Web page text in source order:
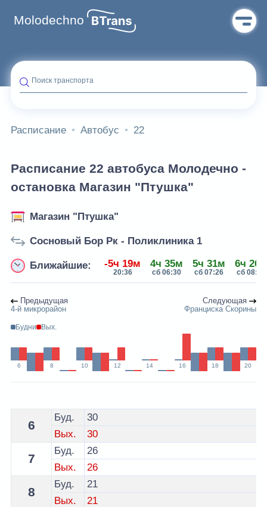
Molodechno
Поиск транспорта
Расписание Автобус 22
Расписание 22 автобуса Молодечно -
остановка Магазин "Птушка"
Магазин "Птушка"
Сосновый Бор Рк - Поликлиника 1
Ближайшие: -5ч 19м
20:36
4ч 35м
сб 06:30
5ч 31м
сб 07:26
6ч 26м
сб 08:21
Предыдущая
4-й микрорайон
Следующая
Франциска Скорины
Будни Вых.
6 8 10 12 14 16 18 20
Расписание 22 автобуса Молодечно - остановка
6
Буд.
30
Вых.
30
7
Буд.
26
Вых.
26
8
Буд.
21
Вых.
21